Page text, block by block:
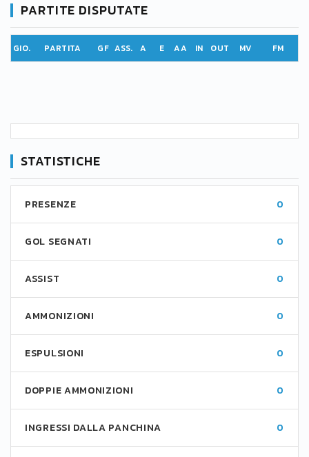
PARTITE DISPUTATE
GIO. PARTITA GF ASS. A E AA IN OUT MV FM
STATISTICHE
PRESENZE 0
GOL SEGNATI 0
ASSIST 0
AMMONIZIONI 0
ESPULSIONI 0
DOPPIE AMMONIZIONI 0
INGRESSI DALLA PANCHINA 0